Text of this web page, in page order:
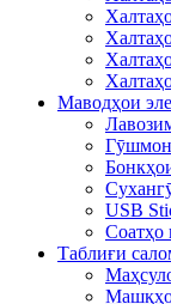
Маводҳои
USB
Соатҳо
Таблиғи